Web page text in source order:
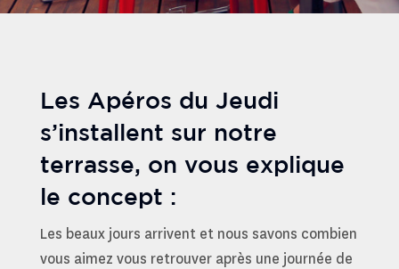
Les Apéros du Jeudi
s’installent sur notre
terrasse, on vous explique
le concept :
Les beaux jours arrivent et nous savons combien
vous aimez vous retrouver après une journée de